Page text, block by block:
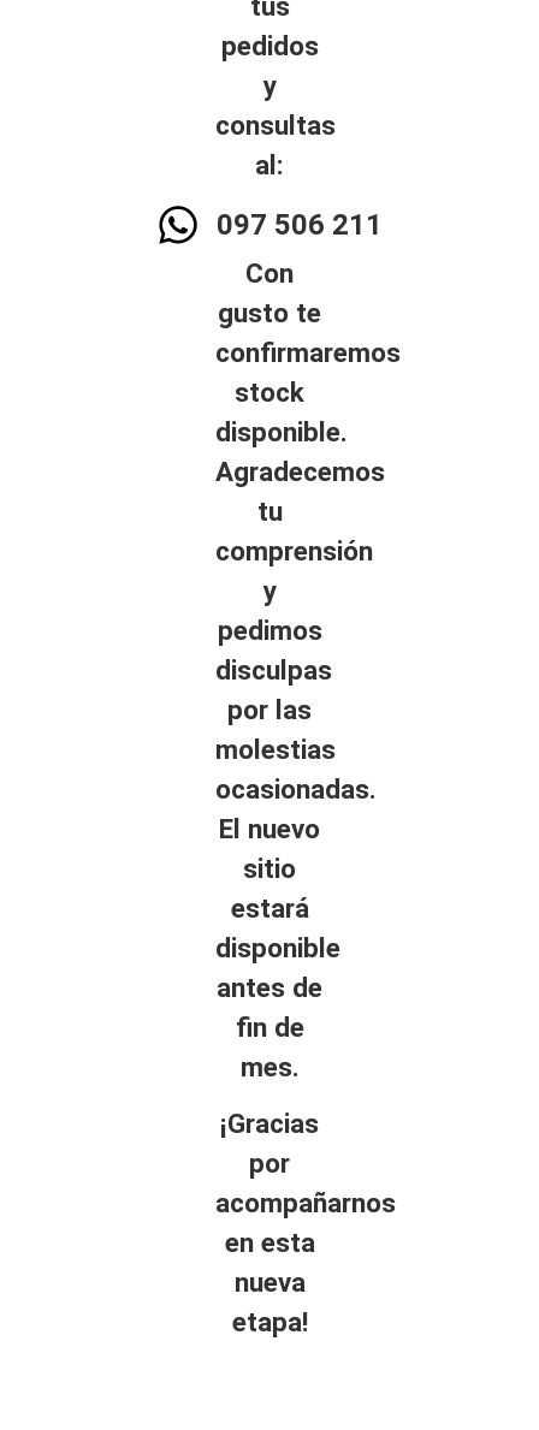
pedidos
y
consultas
al:
097 506 211
Con
gusto te
confirmaremos
stock
disponible.
Agradecemos
tu
comprensión
y
pedimos
disculpas
por las
molestias
ocasionadas.
El nuevo
sitio
estará
disponible
antes de
fin de
mes.
¡Gracias
por
acompañarnos
en esta
nueva
etapa!